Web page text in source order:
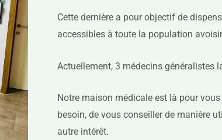
Cette dernière a pour objectif de
accessibles à toute la population
Actuellement, 3 médecins généralistes
Notre maison médicale est là pour
besoin, de vous conseiller de manière
autre intérêt.